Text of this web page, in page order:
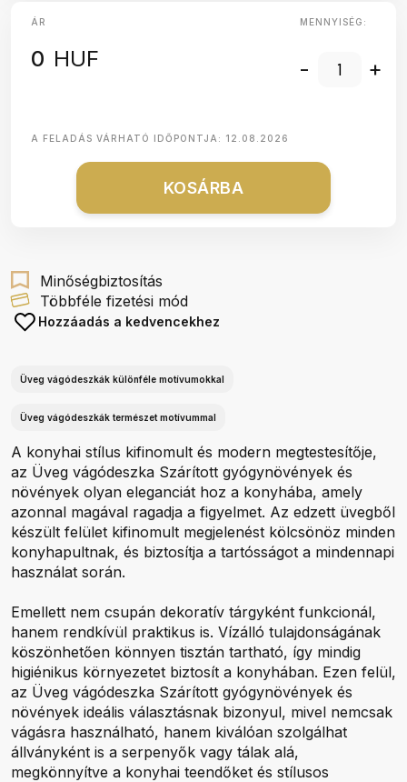
ÁR
0 HUF
MENNYISÉG:
- +
A FELADÁS VÁRHATÓ IDŐPONTJA: 12.08.2026
KOSÁRBA
Minőségbiztosítás
Többféle fizetési mód
Hozzáadás a kedvencekhez
Üveg vágódeszkák különféle motívumokkal
Üveg vágódeszkák természet motívummal
A konyhai stílus kifinomult és modern megtestesítője,
az Üveg vágódeszka Szárított gyógynövények és
növények olyan eleganciát hoz a konyhába, amely
azonnal magával ragadja a figyelmet. Az edzett üvegből
készült felület kifinomult megjelenést kölcsönöz minden
konyhapultnak, és biztosítja a tartósságot a mindennapi
használat során.
Emellett nem csupán dekoratív tárgyként funkcionál,
hanem rendkívül praktikus is. Vízálló tulajdonságának
köszönhetően könnyen tisztán tartható, így mindig
higiénikus környezetet biztosít a konyhában. Ezen felül,
az Üveg vágódeszka Szárított gyógynövények és
növények ideális választásnak bizonyul, mivel nemcsak
vágásra használható, hanem kiválóan szolgálhat
állványként is a serpenyők vagy tálak alá,
megkönnyítve a konyhai teendőket és stílusos